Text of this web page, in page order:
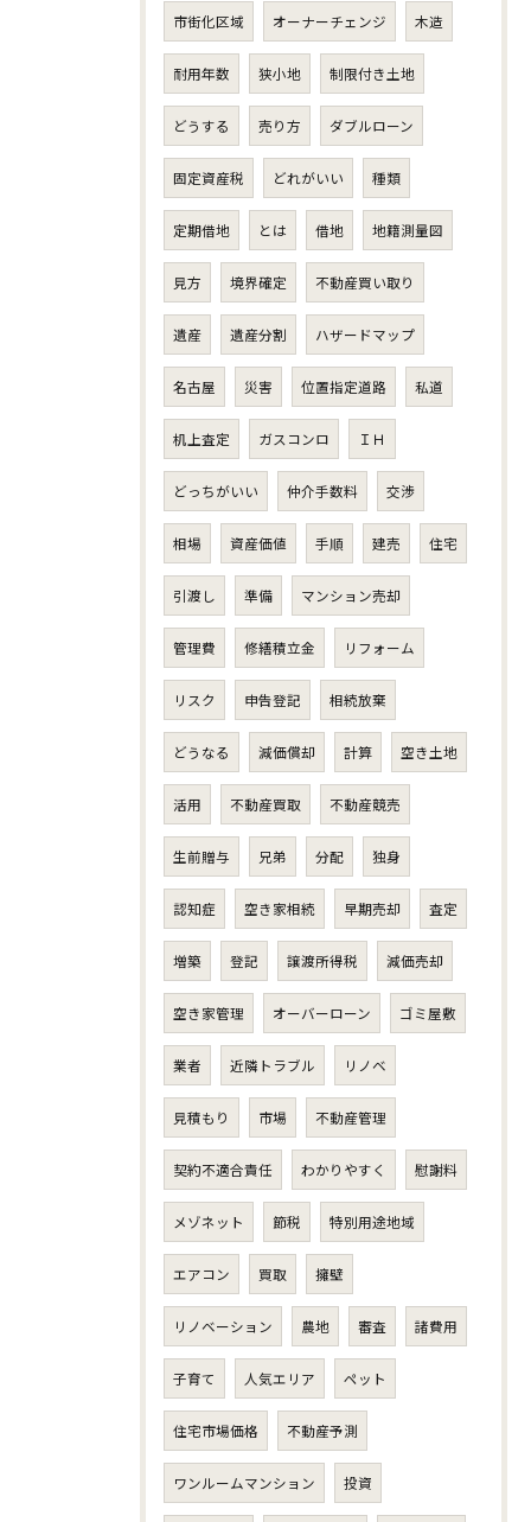
市街化区域 オーナーチェンジ 木造
耐用年数 狭小地 制限付き土地
どうする 売り方 ダブルローン
固定資産税 どれがいい 種類
定期借地 とは 借地 地籍測量図
見方 境界確定 不動産買い取り
遺産 遺産分割 ハザードマップ
名古屋 災害 位置指定道路 私道
机上査定 ガスコンロ ＩＨ
どっちがいい 仲介手数料 交渉
相場 資産価値 手順 建売 住宅
引渡し 準備 マンション売却
管理費 修繕積立金 リフォーム
リスク 申告登記 相続放棄
どうなる 減価償却 計算 空き土地
活用 不動産買取 不動産競売
生前贈与 兄弟 分配 独身
認知症 空き家相続 早期売却 査定
増築 登記 譲渡所得税 減価売却
空き家管理 オーバーローン ゴミ屋敷
業者 近隣トラブル リノベ
見積もり 市場 不動産管理
契約不適合責任 わかりやすく 慰謝料
メゾネット 節税 特別用途地域
エアコン 買取 擁壁
リノベーション 農地 審査 諸費用
子育て 人気エリア ペット
住宅市場価格 不動産予測
ワンルームマンション 投資